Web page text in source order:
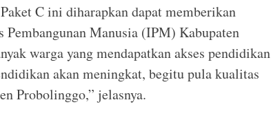
C ini diharapkan dapat memberikan
Manusia (IPM) Kabupaten
warga yang mendapatkan akses pendidikan
akan meningkat, begitu pula kualitas
Probolinggo,” jelasnya.